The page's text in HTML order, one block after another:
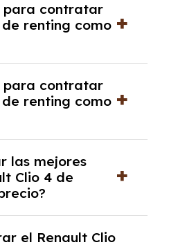
consulta de solvencia
para contratar
de renting como
y, en algunos
de la empresa
para contratar
de renting como
de ingresos y, en
fiscal y un pago
las mejores
Clio 4 de
de renting con
el Renault Clio